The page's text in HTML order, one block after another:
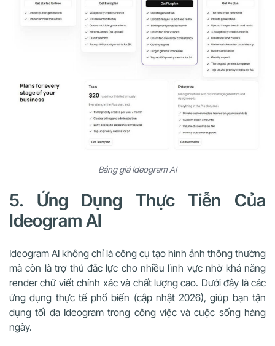
Bảng giá Ideogram AI
5. Ứng Dụng Thực Tiễn Của
Ideogram AI
Ideogram AI không chỉ là công cụ tạo hình ảnh thông thường
mà còn là trợ thủ đắc lực cho nhiều lĩnh vực nhờ khả năng
render chữ viết chính xác và chất lượng cao. Dưới đây là các
ứng dụng thực tế phổ biến (cập nhật 2026), giúp bạn tận
dụng tối đa Ideogram trong công việc và cuộc sống hàng
ngày.